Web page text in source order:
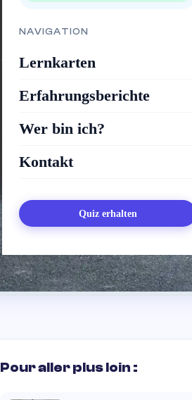
NAVIGATION
Lernkarten
Erfahrungsberichte
Wer bin ich?
Kontakt
Quiz erhalten
Pour aller plus loin :